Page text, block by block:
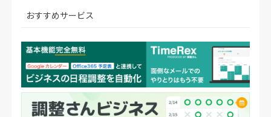
おすすめサービス